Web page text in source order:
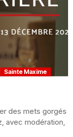
Sainte Maxime
des mets gorgés
avec modération,